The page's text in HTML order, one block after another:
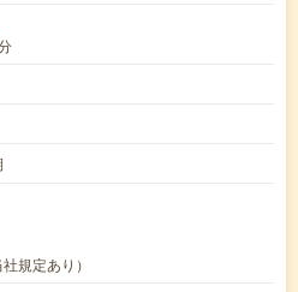
規定あり）